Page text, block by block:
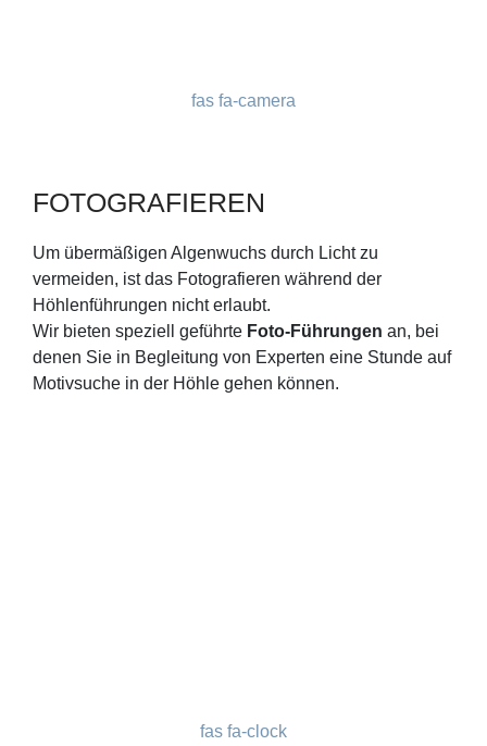
fas fa-camera
FOTOGRAFIEREN
Um übermäßigen Algenwuchs durch Licht zu
vermeiden, ist das Fotografieren während der
Höhlenführungen nicht erlaubt.
Wir bieten speziell geführte Foto-Führungen an, bei
denen Sie in Begleitung von Experten eine Stunde auf
Motivsuche in der Höhle gehen können.
fas fa-clock